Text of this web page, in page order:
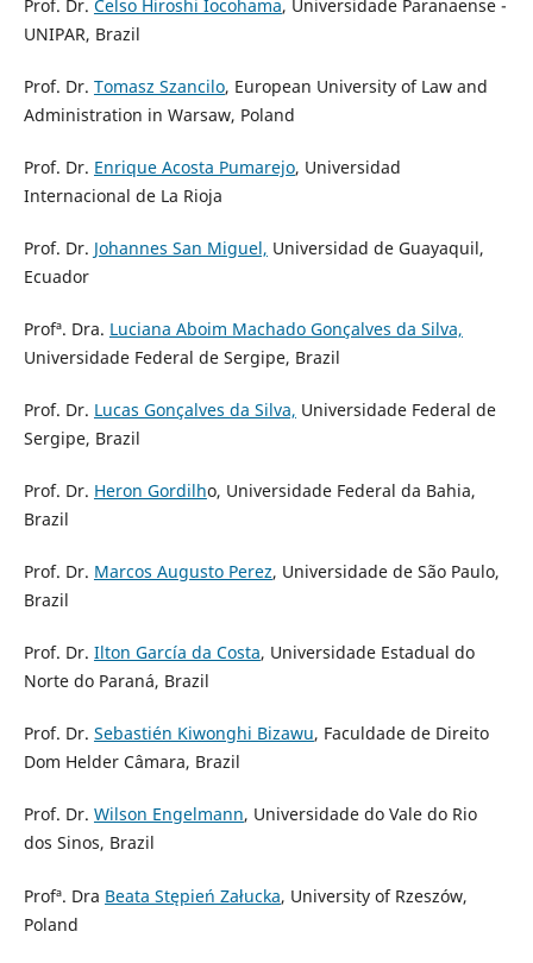
Prof. Dr. Celso Hiroshi Iocohama, Universidade Paranaense -
UNIPAR, Brazil
Prof. Dr. Tomasz Szancilo, European University of Law and
Administration in Warsaw, Poland
Prof. Dr. Enrique Acosta Pumarejo, Universidad
Internacional de La Rioja
Prof. Dr. Johannes San Miguel, Universidad de Guayaquil,
Ecuador
Profª. Dra. Luciana Aboim Machado Gonçalves da Silva,
Universidade Federal de Sergipe, Brazil
Prof. Dr. Lucas Gonçalves da Silva, Universidade Federal de
Sergipe, Brazil
Prof. Dr. Heron Gordilho, Universidade Federal da Bahia,
Brazil
Prof. Dr. Marcos Augusto Perez, Universidade de São Paulo,
Brazil
Prof. Dr. Ilton García da Costa, Universidade Estadual do
Norte do Paraná, Brazil
Prof. Dr. Sebastién Kiwonghi Bizawu, Faculdade de Direito
Dom Helder Câmara, Brazil
Prof. Dr. Wilson Engelmann, Universidade do Vale do Rio
dos Sinos, Brazil
Profª. Dra Beata Stępień Załucka, University of Rzeszów,
Poland